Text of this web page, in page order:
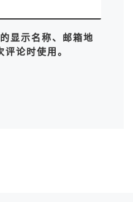
显示名称、邮箱地
论时使用。